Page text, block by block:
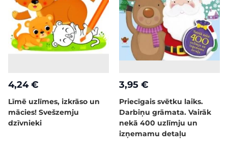
4,24 €
Līmē uzlīmes, izkrāso un
mācies! Svešzemju
dzīvnieki
3,95 €
Priecīgais svētku laiks.
Darbiņu grāmata. Vairāk
nekā 400 uzlīmju un
izņemamu detaļu